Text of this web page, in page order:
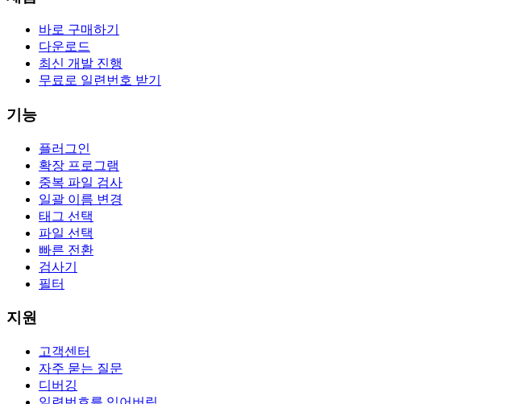
바로 구매하기
다운로드
최신 개발 진행
무료로 일련번호 받기
기능
플러그인
확장 프로그램
중복 파일 검사
일괄 이름 변경
태그 선택
파일 선택
빠른 전환
검사기
필터
지원
고객센터
자주 묻는 질문
디버깅